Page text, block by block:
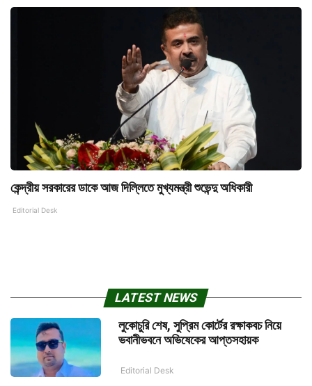
কেন্দ্রীয় সরকারের ডাকে আজ দিল্লিতে মুখ্যমন্ত্রী শুভেন্দু অধিকারী
Editorial Desk
LATEST NEWS
লুকোচুরি শেষ, সুপ্রিম কোর্টের রক্ষাকবচ নিয়ে
ভবানীভবনে অভিষেকের আপ্তসহায়ক
Editorial Desk